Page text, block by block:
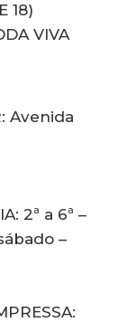
18)
VIVA
Avenida
2ª a 6ª –
–